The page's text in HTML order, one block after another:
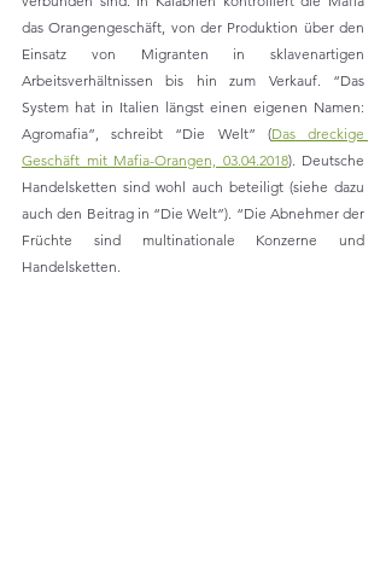
das Orangengeschäft, von der Produktion über den
Einsatz von Migranten in sklavenartigen
Arbeitsverhältnissen bis hin zum Verkauf. “Das
System hat in Italien längst einen eigenen Namen:
Agromafia”, schreibt “Die Welt” (Das dreckige
Geschäft mit Mafia-Orangen, 03.04.2018). Deutsche
Handelsketten sind wohl auch beteiligt (siehe dazu
auch den Beitrag in “Die Welt”). “Die Abnehmer der
Früchte sind multinationale Konzerne und
Handelsketten.